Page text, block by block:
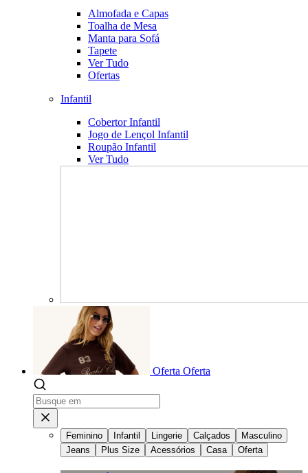
Almofada e Capas
Toalha de Mesa
Manta para Sofá
Tapete
Ver Tudo
Ofertas
Infantil
Cobertor Infantil
Jogo de Lençol Infantil
Roupão Infantil
Ver Tudo
Oferta Oferta
Feminino Infantil Lingerie Calçados
Masculino
Jeans
Plus Size Acessórios Casa Oferta